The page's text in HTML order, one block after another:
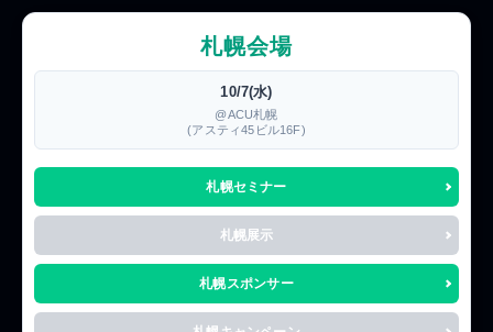
札幌会場
10/7(水)
@ACU札幌
(アスティ45ビル16F)
札幌セミナー
札幌展示
札幌スポンサー